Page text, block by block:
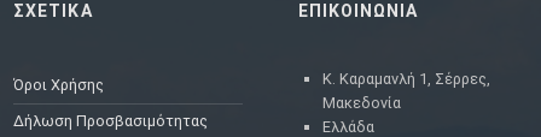
ΣΧΕΤΙΚΑ
Όροι Χρήσης
Δήλωση Προσβασιμότητας
ΕΠΙΚΟΙΝΩΝΙΑ
Κ. Καραμανλή 1, Σέρρες,
Μακεδονία
Ελλάδα